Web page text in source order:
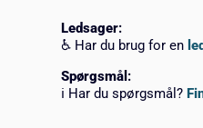
Ledsager:
♿ Har du brug for en
Spørgsmål :
ℹ️ Har du spørgsmål?